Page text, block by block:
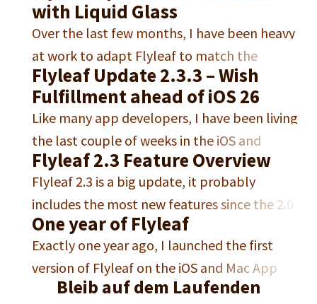
on the iOS and macOS App Store. Free
Download for iPhone, iPad and Mac In this
post, I want to talk a little more in-depth
about what’s new in this release. It was
about…
with Liquid Glass
Over the last few months, I have been heavy
at work to adapt Flyleaf to match the
complete redesigns of both macOS and iOS
in their 26 versions. This was a significant
undertaking, especially since I will not stop
supporting any older iOS versions.1 „Liquid
Glass“ – what Apple calls…
Flyleaf Update 2.3.3 – Wish
Fulfillment ahead of iOS 26
Like many app developers, I have been living
the last couple of weeks in the iOS and
iPadOS 26 betas, to get a feel for the new
„Liquid Glass“ design. But in terms of Flyleaf
development, I have been living in current-
OS land and working on an update which I…
Flyleaf 2.3 Feature Overview
Flyleaf 2.3 is a big update, it probably
includes the most new features since the 2.0
update from last year. In this post, I want to
showcase some of the new features. If you’re
coming from Pocket, the most important
news first: This update includes a Pocket
One year of Flyleaf
Exactly one year ago, I launched the first
version of Flyleaf on the iOS and Mac App
Store. I built Flyleaf because I wanted a read-
Bleib auf dem Laufenden